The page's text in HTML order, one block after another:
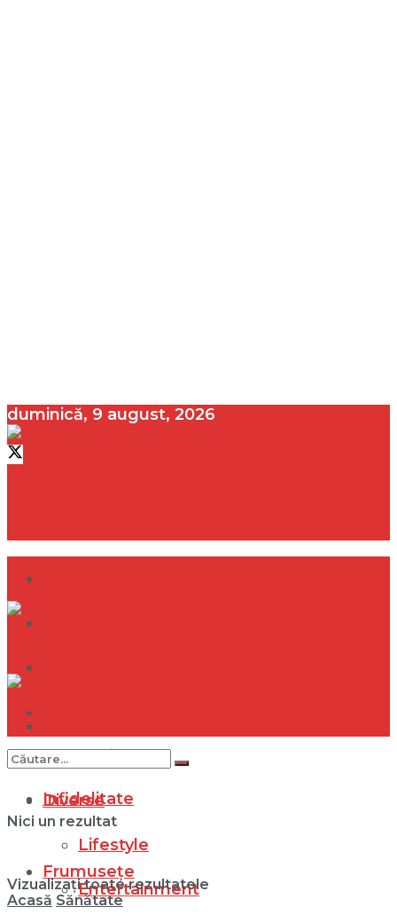
duminică, 9 august, 2026
Internațional
Diverse
Lifestyle
Entertainment
Infidelitate
Frumusețe
Nici un rezultat
Vizualizați toate rezultatele
Acasă Sănătate